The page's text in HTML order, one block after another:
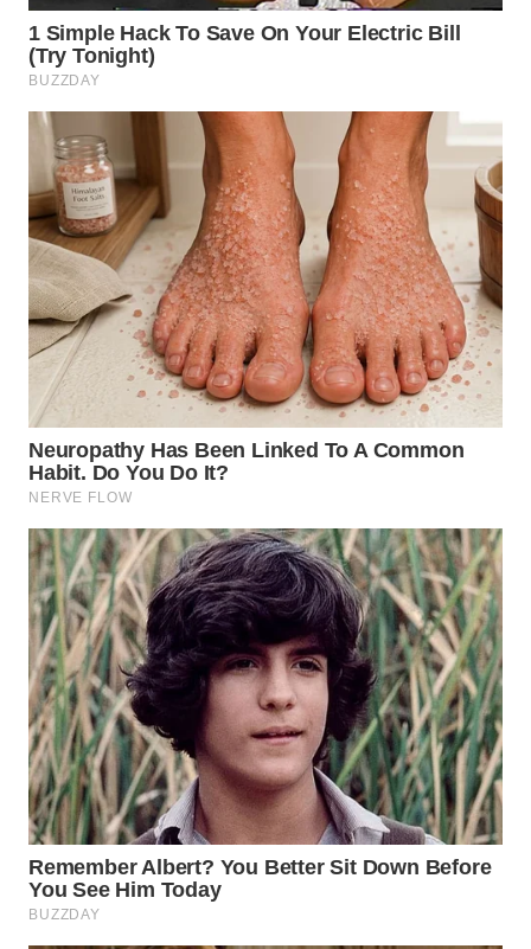
WN
CIREBON
WN
INDRAMAYU
WN
KUNINGAN
WN
MAJALENGKA
WN
SUBANG
WN
WN
PURWAKARTA
WN
PRIANGAN
TIMUR
WN
SEMARANG
WN
SOLO